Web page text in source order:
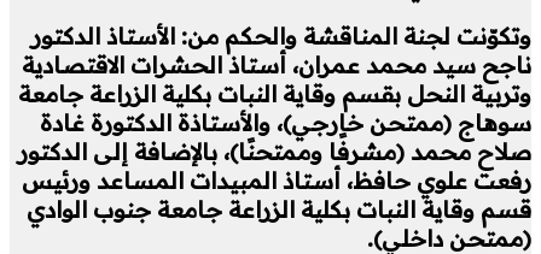
وتكوّنت لجنة المناقشة والحكم من: الأستاذ الدكتور
ناجح سيد محمد عمران، أستاذ الحشرات الاقتصادية
وتربية النحل بقسم وقاية النبات بكلية الزراعة جامعة
سوهاج (ممتحن خارجي)، والأستاذة الدكتورة غادة
صلاح محمد (مشرفًا وممتحنًا)، بالإضافة إلى الدكتور
رفعت علوي حافظ، أستاذ المبيدات المساعد ورئيس
قسم وقاية النبات بكلية الزراعة جامعة جنوب الوادي
(ممتحن داخلي).